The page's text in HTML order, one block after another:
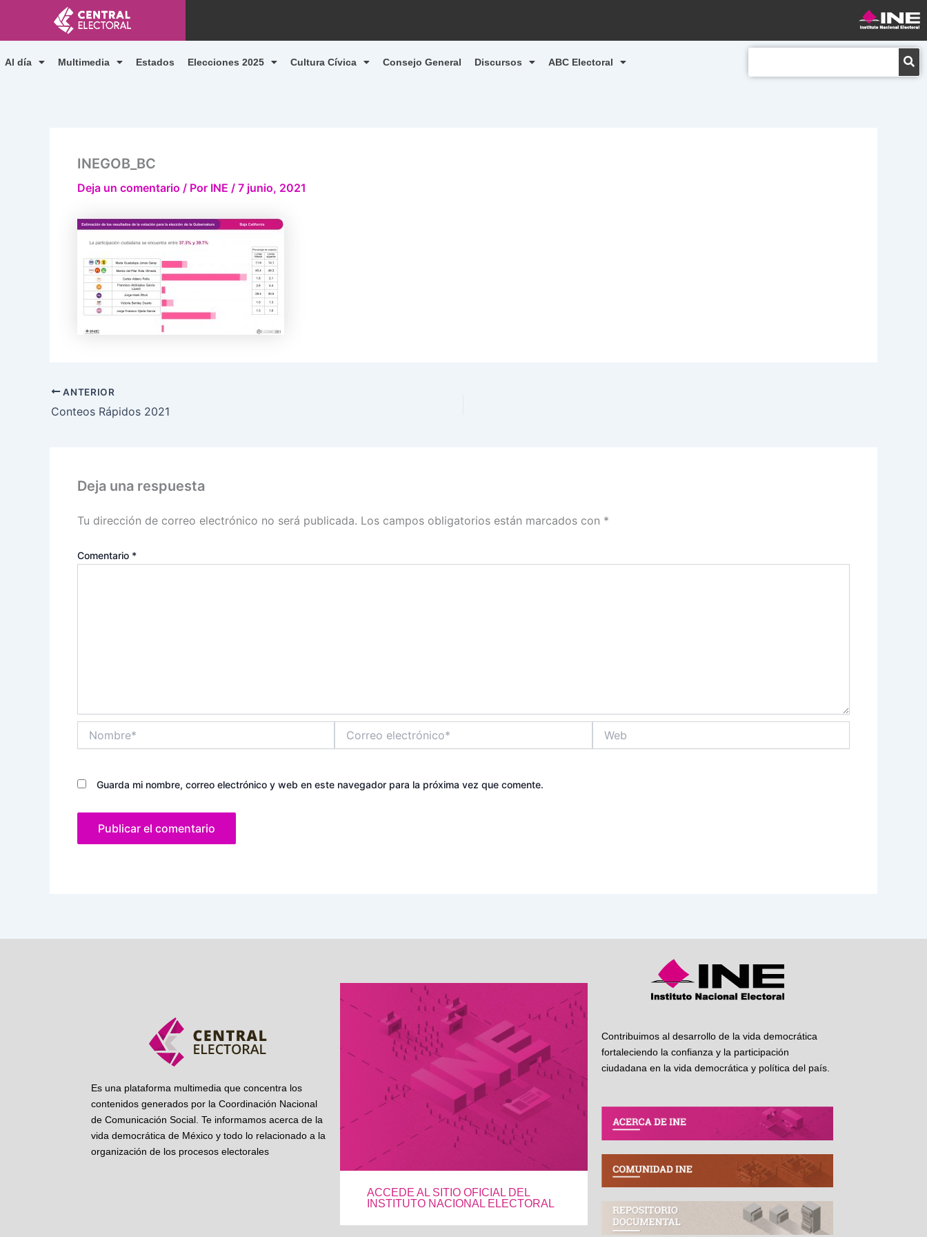
contenido
Al día Multimedia Estados Elecciones 2025 Cultura Cívica Consejo General Discursos ABC Electoral
INEGOB_BC
Deja un comentario / Por INE / 7 junio, 2021
ANTERIOR
Conteos Rápidos 2021
Deja una respuesta
Tu dirección de correo electrónico no será publicada. Los campos obligatorios están marcados con *
Comentario *
electrónico*
Guarda mi nombre, correo electrónico y web en este navegador para la próxima vez que comente.
Es una plataforma multimedia que concentra los
contenidos generados por la Coordinación Nacional
de Comunicación Social. Te informamos acerca de la
vida democrática de México y todo lo relacionado a la
organización de los procesos electorales
ACCEDE AL SITIO OFICIAL DEL
INSTITUTO NACIONAL ELECTORAL
Contribuimos al desarrollo de la vida democrática
fortaleciendo la confianza y la participación
ciudadana en la vida democrática y política del país.